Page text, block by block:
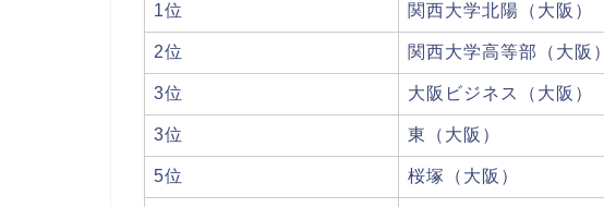
1位 関西大学北陽（大阪）
2位 関西大学高等部（大阪）
3位 大阪ビジネス（大阪）
3位 東（大阪）
5位 桜塚（大阪）